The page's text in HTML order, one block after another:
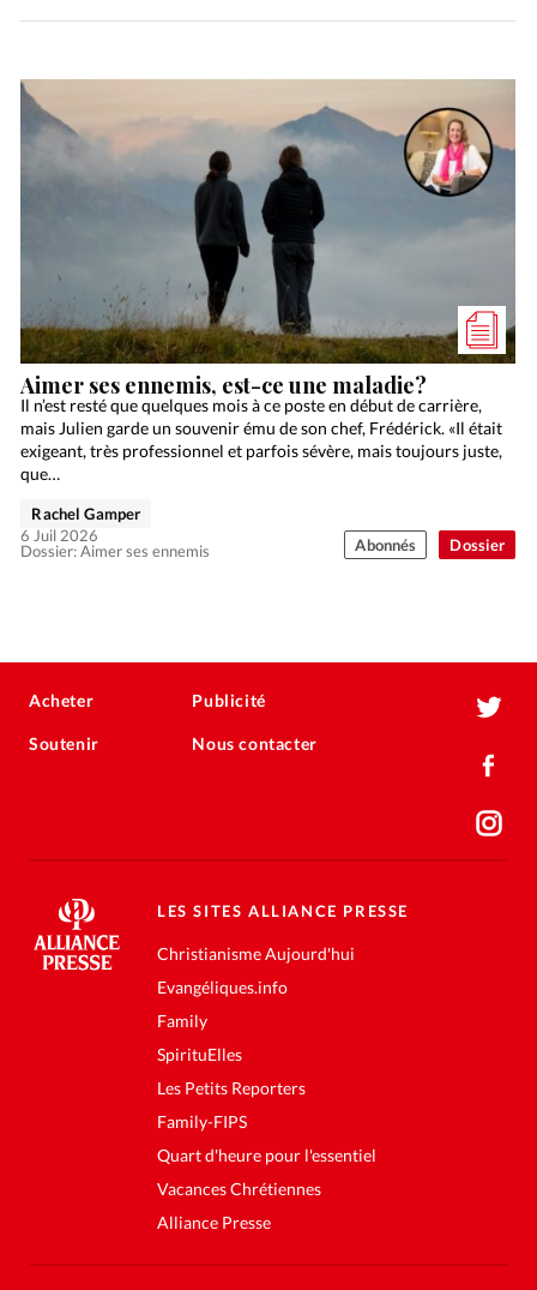
Dossier
Aimer ses ennemis, est-ce une maladie?
Il n’est resté que quelques mois à ce poste en début de carrière,
mais Julien garde un souvenir ému de son chef, Frédérick. «Il était
exigeant, très professionnel et parfois sévère, mais toujours juste,
que…
Dossier: Aimer ses ennemis
Rachel Gamper
6 Juil 2026
Abonnés
Acheter
Soutenir
Publicité
Nous contacter
LES SITES ALLIANCE PRESSE
Christianisme Aujourd'hui
Evangéliques.info
Family
SpirituElles
Les Petits Reporters
Family-FIPS
Quart d'heure pour l'essentiel
Vacances Chrétiennes
Alliance Presse